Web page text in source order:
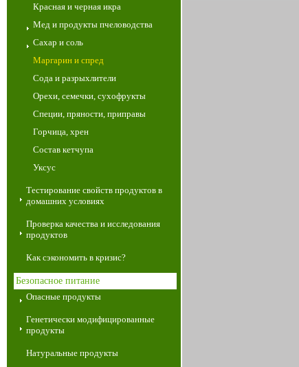
Красная и черная икра
Мед и продукты пчеловодства
Сахар и соль
Маргарин и спред
Сода и разрыхлители
Орехи, семечки, сухофрукты
Специи, пряности, приправы
Горчица, хрен
Состав кетчупа
Уксус
Тестирование свойств продуктов в
домашних условиях
Проверка качества и исследования
продуктов
Как сэкономить в кризис?
Безопасное питание
Опасные продукты
Генетически модифицированные
продукты
Натуральные продукты